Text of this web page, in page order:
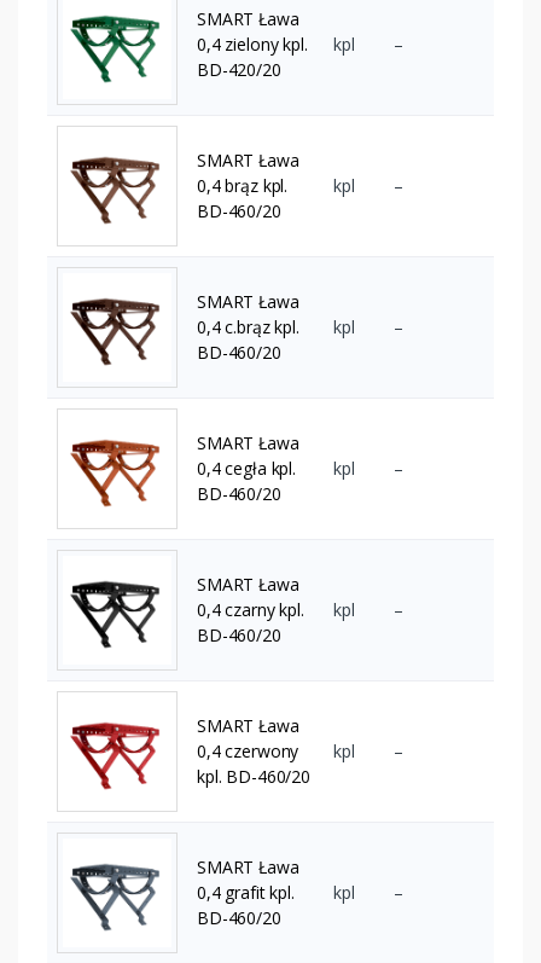
SMART Ława
0,4 zielony kpl.
BD-420/20
kpl –
SMART Ława
0,4 brąz kpl.
BD-460/20
kpl –
SMART Ława
0,4 c.brąz kpl.
BD-460/20
kpl –
SMART Ława
0,4 cegła kpl.
BD-460/20
kpl –
SMART Ława
0,4 czarny kpl.
BD-460/20
kpl –
SMART Ława
0,4 czerwony
kpl. BD-460/20
kpl –
SMART Ława
0,4 grafit kpl.
BD-460/20
kpl –